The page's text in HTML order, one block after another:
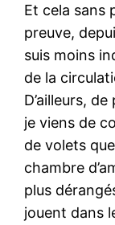
Et cela sans
preuve,
suis moins
de la
D’ailleurs,
je viens de
de volets
chambre
plus
jouent dans